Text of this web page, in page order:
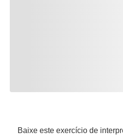
Baixe este exercício de